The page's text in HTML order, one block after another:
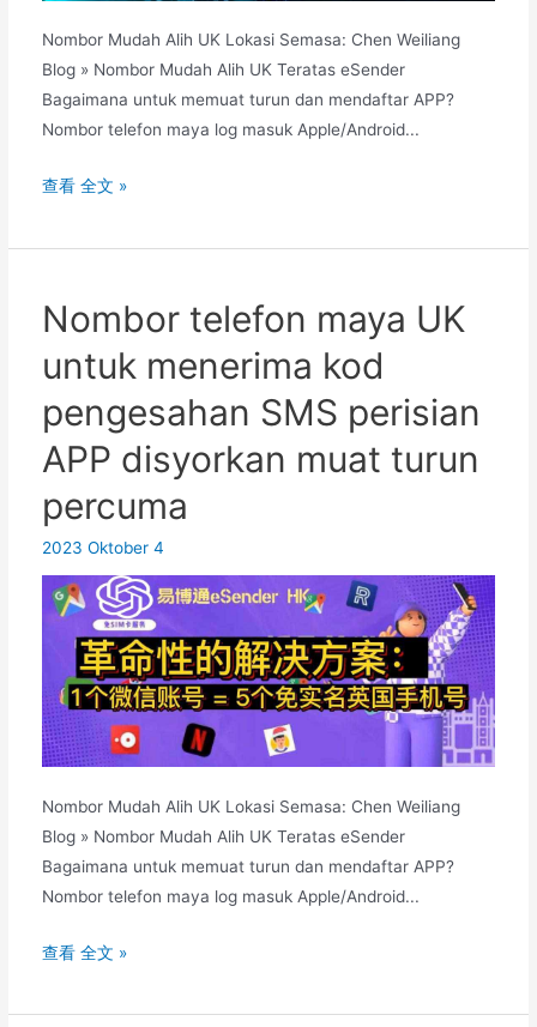
Nombor Mudah Alih UK Lokasi Semasa: Chen Weiliang
Blog » Nombor Mudah Alih UK Teratas eSender
Bagaimana untuk memuat turun dan mendaftar APP?
Nombor telefon maya log masuk Apple/Android...
Apakah
maya
mudah
alih
UK?
untuk
memohon
telefon
mudah
alih
maya
查看 全文 »
Nombor telefon maya UK
untuk menerima kod
pengesahan SMS perisian
APP disyorkan muat turun
percuma
2023 Oktober 4
Nombor Mudah Alih UK Lokasi Semasa: Chen Weiliang
Blog » Nombor Mudah Alih UK Teratas eSender
Bagaimana untuk memuat turun dan mendaftar APP?
Nombor telefon maya log masuk Apple/Android...
Nombor
maya
查看 全文 »